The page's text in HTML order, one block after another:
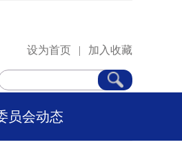
设为首页 | 加入收藏
员会动态